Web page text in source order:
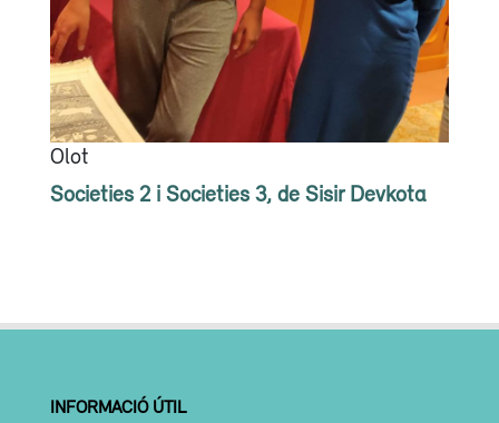
Olot
Societies 2 i Societies 3, de Sisir Devkota
INFORMACIÓ ÚTIL